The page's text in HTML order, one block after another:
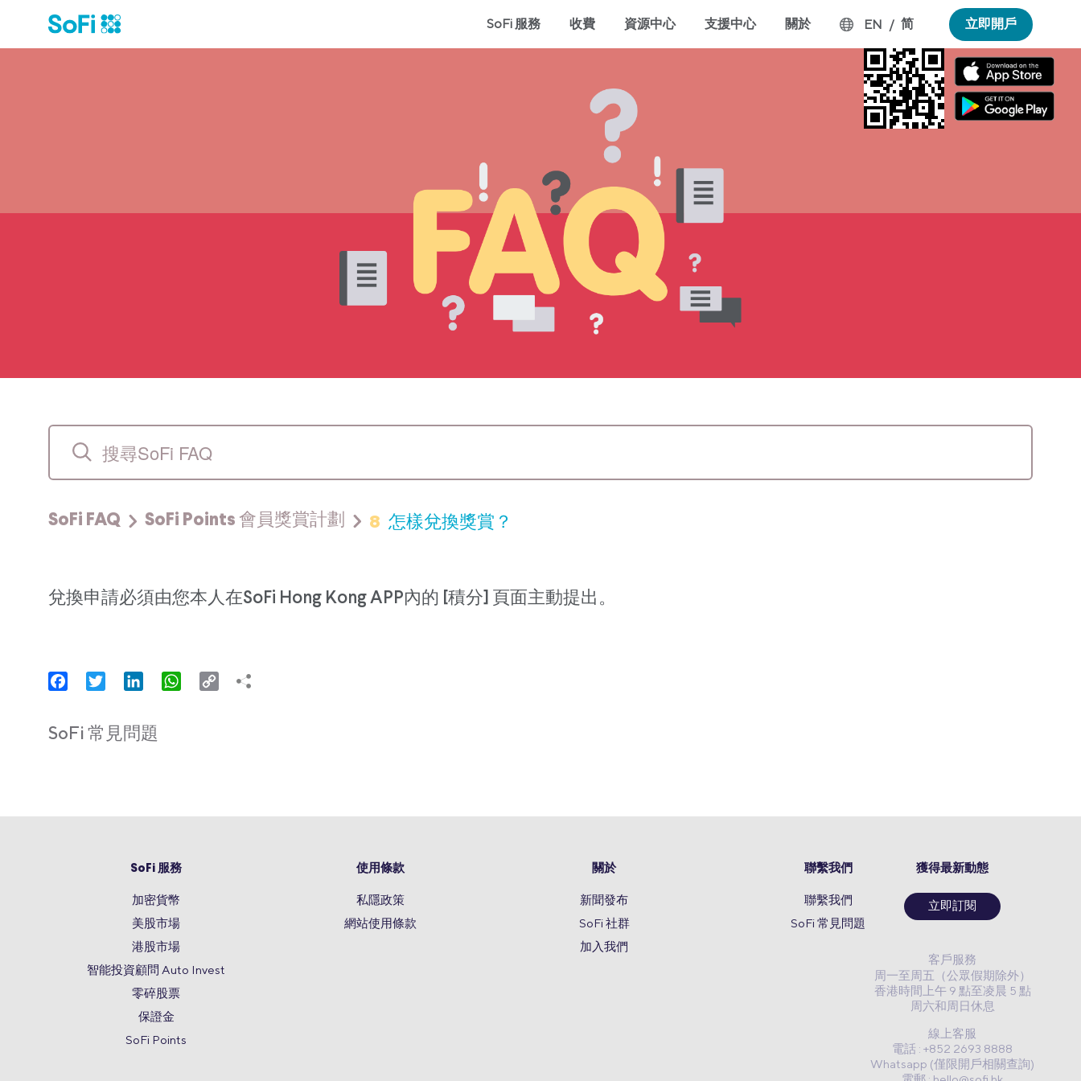
SoFi 服務 收費 資源中心 支援中心 關於 EN / 简 立即開戶
SoFi FAQ SoFi Points 會員獎賞計劃 8 怎樣兌換獎賞？
兌換申請必須由您本人在SoFi Hong Kong APP內的 [積分] 頁面主動提出。
FacebookTwitter LinkedInWhatsApp
Copy
SoFi 常見問題
SoFi 服務
加密貨幣
美股市場
港股市場
智能投資顧問 Auto Invest
零碎股票
保證金
SoFi Points
使用條款
私隱政策
網站使用條款
關於
新聞發布
SoFi 社群
加入我們
聯繫我們
聯繫我們
SoFi 常見問題
獲得最新動態
立即訂閱
客戶服務
周一至周五（公眾假期除外）
香港時間上午 9 點至凌晨 5 點
周六和周日休息
線上客服
電話 : +852 2693 8888
Whatsapp (僅限開戶相關查詢)